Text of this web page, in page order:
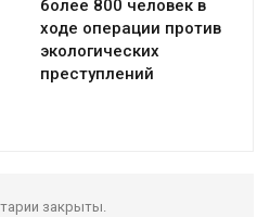
более 800 человек в
ходе операции против
экологических
преступлений
закрыты.